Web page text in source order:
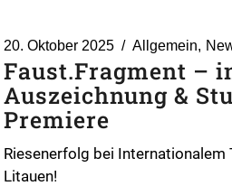
20. Oktober 2025 Allgemein
Faust.Fragment –
Auszeichnung &
Premiere
Riesenerfolg bei Internationalem
Litauen!